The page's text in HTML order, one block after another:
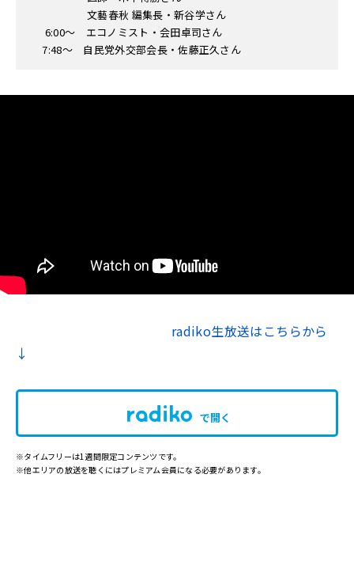
文藝春秋 編集長・新谷学さん
6:00〜 エコノミスト・会田卓司さん
7:48〜 自民党外交部会長・佐藤正久さん
radiko生放送はこちらから
↓
で開く
※タイムフリーは1週間限定コンテンツです。
※他エリアの放送を聴くにはプレミアム会員になる必要があります。